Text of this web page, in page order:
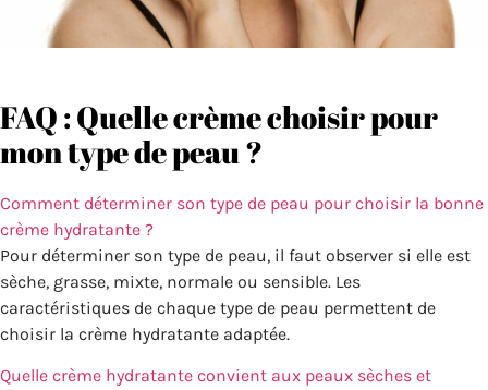
FAQ : Quelle crème choisir pour
mon type de peau ?
Comment déterminer son type de peau pour choisir la bonne
crème hydratante ?
Pour déterminer son type de peau, il faut observer si elle est
sèche, grasse, mixte, normale ou sensible. Les
caractéristiques de chaque type de peau permettent de
choisir la crème hydratante adaptée.
Quelle crème hydratante convient aux peaux sèches et